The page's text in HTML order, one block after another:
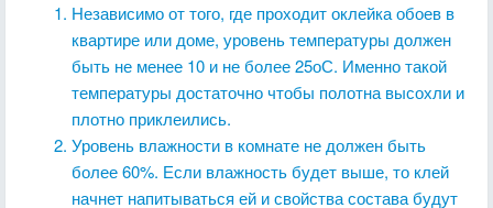
Независимо от того, где проходит оклейка обоев в
квартире или доме, уровень температуры должен
быть не менее 10 и не более 25оС. Именно такой
температуры достаточно чтобы полотна высохли и
плотно приклеились.
Уровень влажности в комнате не должен быть
более 60%. Если влажность будет выше, то клей
начнет напитываться ей и свойства состава будут